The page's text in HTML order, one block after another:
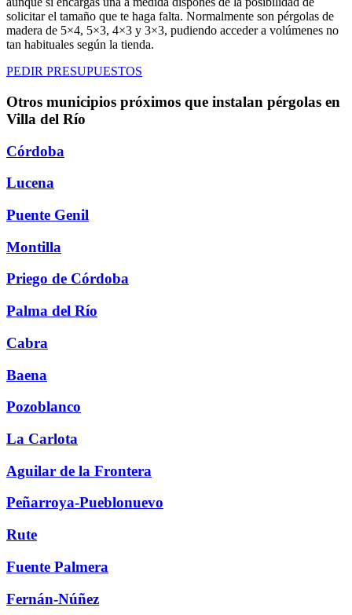
solicitar el tamaño que te haga falta. Normalmente son pérgolas de
madera de 5×4, 5×3, 4×3 y 3×3, pudiendo acceder a volúmenes no
tan habituales según la tienda.
PEDIR PRESUPUESTOS
Otros municipios próximos que instalan pérgolas en
Villa del Río
Córdoba
Lucena
Puente Genil
Montilla
Priego de Córdoba
Palma del Río
Cabra
Baena
Pozoblanco
La Carlota
Aguilar de la Frontera
Peñarroya-Pueblonuevo
Rute
Fuente Palmera
Fernán-Núñez